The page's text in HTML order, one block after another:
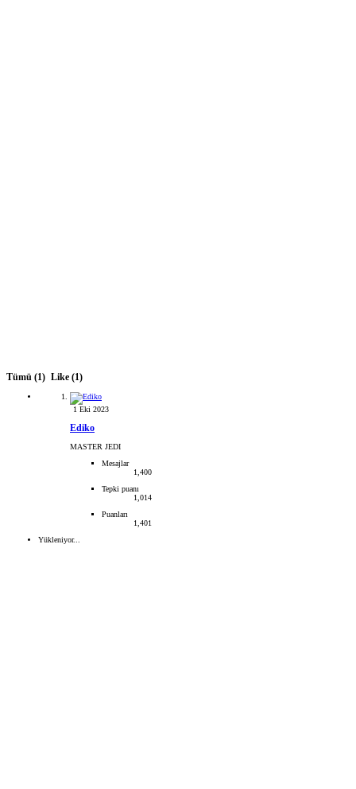
Tümü (1) Like (1)
1 Eki 2023
Ediko
MASTER JEDI
Mesajlar
1,400
Tepki puanı
1,014
Puanları
1,401
Yükleniyor...